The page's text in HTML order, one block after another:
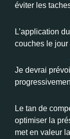
éviter les
L’application
couches le
Je devrai
Le tan de
optimiser la
met en valeur